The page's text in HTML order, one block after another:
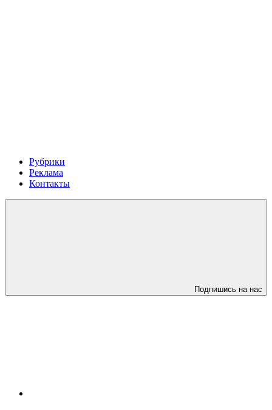
Рубрики
Реклама
Контакты
Подпишись на нас